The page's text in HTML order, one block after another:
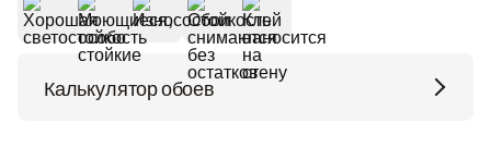
Калькулятор обоев